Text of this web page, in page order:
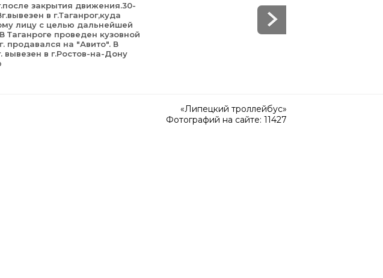
закрытия движения.30-
в г.Таганрог,куда
лицу с целью дальнейшей
Таганроге проведен кузовной
продавался на "Авито". В
вывезен в г.Ростов-на-Дону
«Липецкий троллейбус»
Фотографий на сайте: 11427